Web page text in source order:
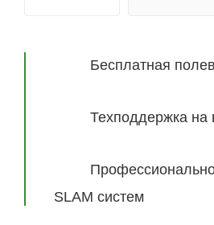
Бесплатная
Техподдержка на
SLAM систем